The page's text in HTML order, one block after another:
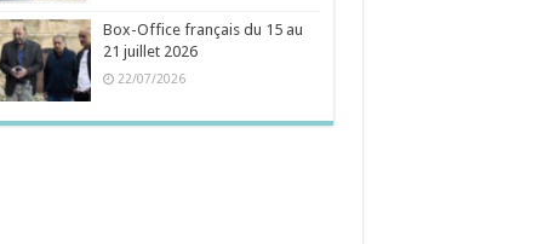
Box-Office français du 15 au
21 juillet 2026
22/07/2026